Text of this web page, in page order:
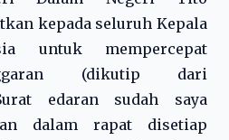
kepada seluruh Kepala
untuk mempercepat
(dikutip dari
edaran sudah saya
dalam rapat disetiap